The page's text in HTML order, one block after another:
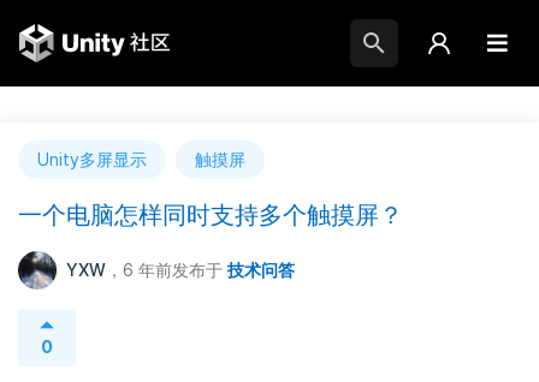
Unity多屏显示 触摸屏
一个电脑怎样同时支持多个触摸屏？
YXW ，6 年前发布于 技术问答
0